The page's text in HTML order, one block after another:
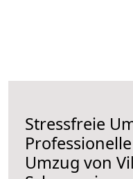
Stressfreie
Umzug von